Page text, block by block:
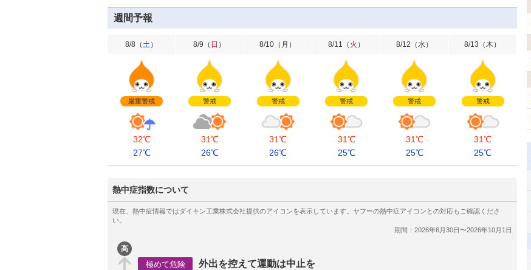
週間予報
8/8 （土）
厳重警戒
32℃
27℃
8/9 （ 日 ）
警戒
31℃
26℃
8/10 （ 月 ）
警戒
31℃
26℃
8/11 （ 火 ）
警戒
31℃
25℃
8/12 （水）
警戒
31℃
25℃
8/13 （木）
警戒
31℃
25℃
熱中症指数について
高
極めて危険 外出を控えて運動は中止を